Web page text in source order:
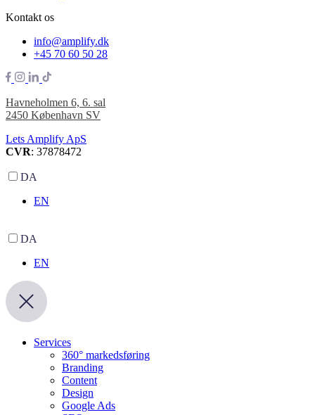
Kontakt os
info@amplify.dk
+45 70 60 50 28
Havneholmen 6, 6. sal
2450 København SV
Lets Amplify ApS
CVR: 37878472
DA
EN
DA
EN
Services
360° markedsføring
Branding
Content
Design
Google Ads